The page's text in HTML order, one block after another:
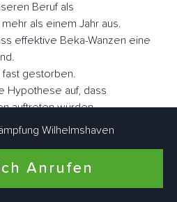
Beruf als
als einem Jahr aus.
effektive Beka-Wanzen eine
gestorben.
Hypothese auf, dass
auftreten würden.
rasante Ausbreitung von
hat sich im Laufe der Evolution
seinen Körper, was dazu
Wilhelmshaven
Anrufen